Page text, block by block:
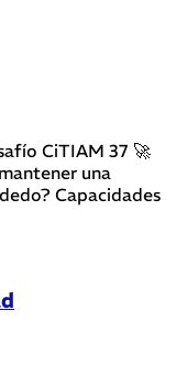
CiTIAM 37 🚀
una
Capacidades